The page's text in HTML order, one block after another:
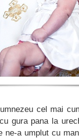
cel mai
gura pana la
ne-a umplut cu